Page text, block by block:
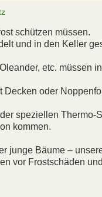
schützen müssen.
und in den Keller
etc. müssen
Decken oder
speziellen Thermo-
kommen.
junge Bäume –
vor Frostschäden